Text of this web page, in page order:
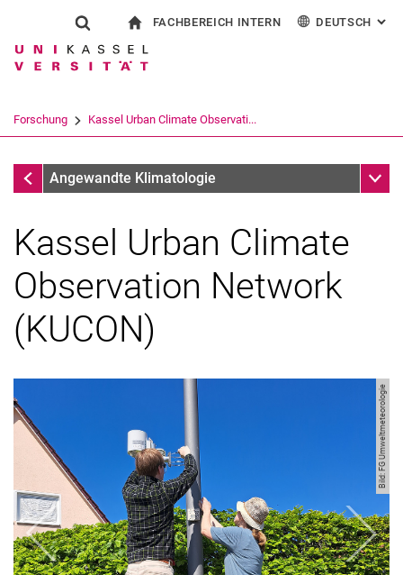
Springe direkt zu: Inhalt
Springe direkt zu: Suche
Springe direkt zu:
Suchformular
Suchbegriff
Suchen (öffnet externen Link in einem
FACHBEREICH INTERN DEUTSCH :
Forschung Kassel Urban Climate Observati...
Forschung
Angewandte Klimatologie
ACTIVE2030Plus
Kassel Urban Climate Observation Network (KUCON)
FAIRNESS
Entwicklung von messbaren Zielen, Indikatoren und Maßnahmen
der Klimaanpassung durch Stadtentwicklung
Spurensuche - Stadtnatur und Stadtklima
Stellen und Kooperationen
Kassel Urban Climate
Observation Network
(KUCON)
Bild: FG Umweltmeteorologie
zurück weiter